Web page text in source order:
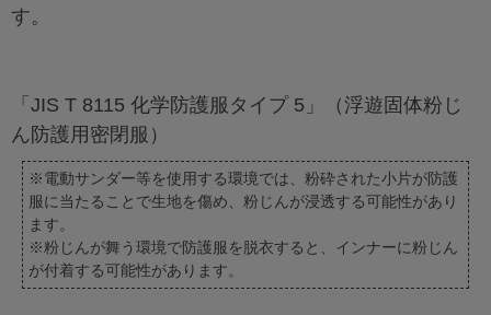
す。
「JIS T 8115 化学防護服タイプ 5」（浮遊固体粉じ
ん防護用密閉服）
※電動サンダー等を使用する環境では、粉砕された小片が防護
服に当たることで生地を傷め、粉じんが浸透する可能性があり
ます。
※粉じんが舞う環境で防護服を脱衣すると、インナーに粉じん
が付着する可能性があります。